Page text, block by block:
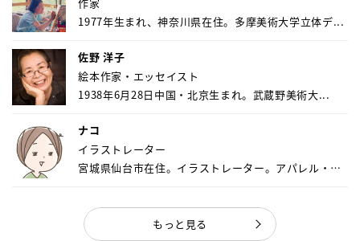
1977年生まれ、神奈川県在住。多摩美術大学立体デ...
佐野 洋子
絵本作家・エッセイスト
1938年6月28日中国・北京生まれ。武蔵野美術大...
ナコ
イラストレーター
宮城県仙台市在住。イラストレーター。アパレル・キ
もっと見る